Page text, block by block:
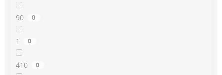
90 0
1 0
410 0